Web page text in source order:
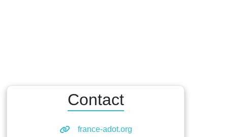
Contact
france-adot.org